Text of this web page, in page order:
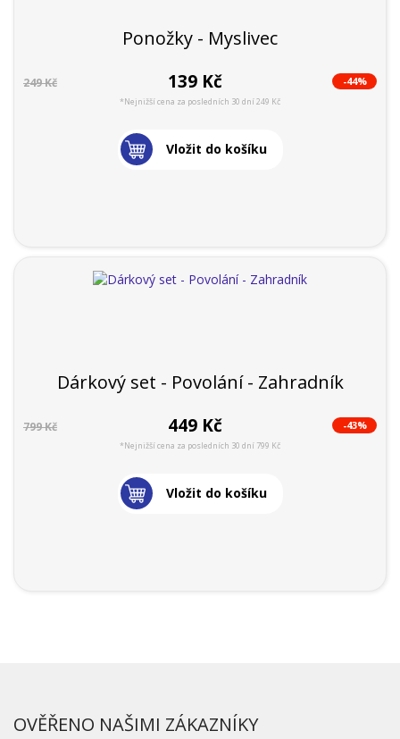
Ponožky - Myslivec
249 Kč 139 Kč -44%
*Nejnižší cena za posledních 30 dní 249 Kč
Vložit do košíku
Dárkový set - Povolání - Zahradník
799 Kč 449 Kč -43%
*Nejnižší cena za posledních 30 dní 799 Kč
Vložit do košíku
OVĚŘENO NAŠIMI ZÁKAZNÍKY